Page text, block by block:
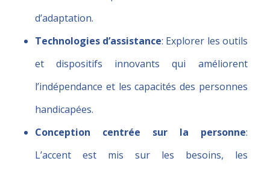
d’adaptation.
Technologies d’assistance: Explorer les outils
et dispositifs innovants qui améliorent
l’indépendance et les capacités des personnes
handicapées.
Conception centrée sur la personne:
L’accent est mis sur les besoins, les